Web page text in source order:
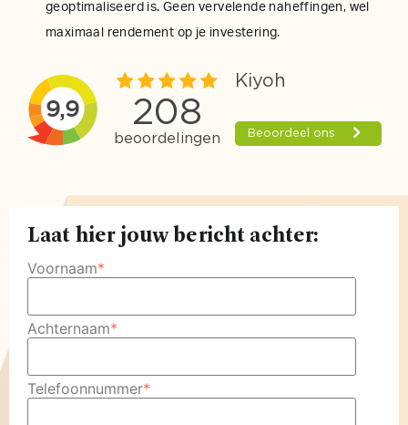
geoptimaliseerd is. Geen vervelende naheffingen, wel
maximaal rendement op je investering.
Laat hier jouw bericht achter:
Voornaam*
Achternaam*
Telefoonnummer*